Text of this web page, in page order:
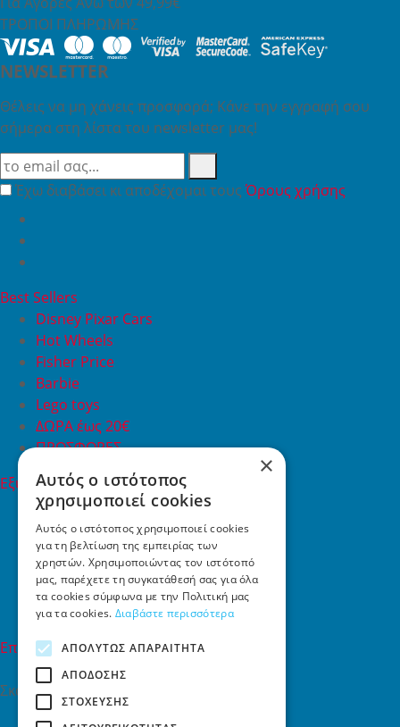
ΤΡΟΠΟΙ ΠΛΗΡΩΜΗΣ
NEWSLETTER
Θέλεις να μη χάνεις προσφορά; Κάνε την εγγραφή σου
σήμερα στη λίστα του newsletter μας!
Έχω διαβάσει κι αποδέχομαι τουςΌρους χρήσης
Best Sellers
Disney Pixar Cars
Hot Wheels
Fisher Price
Barbie
Lego toys
ΔΩΡΑ έως 20€
ΠΡΟΣΦΟΡΕΣ
Εξυπηρέτηση Πελατών
Εξυπηρέτηση πελατών
Συχνές ερωτήσεις
Όροι χρήσης
Τρόποι Πληρωμής
Επιστροφές
Επικοινωνία
Επικοινωνία
Σκαλάνι, Ηράκλειο Κρήτης
2810731415
×
Αυτός ο ιστότοπος
χρησιμοποιεί cookies
Αυτός ο ιστότοπος χρησιμοποιεί cookies
για τη βελτίωση της εμπειρίας των
χρηστών. Χρησιμοποιώντας τον ιστότοπό
μας, παρέχετε τη συγκατάθεσή σας για όλα
τα cookies σύμφωνα με την Πολιτική μας
για τα cookies. Διαβάστε περισσότερα
ΑΠΟΛΎΤΩΣ ΑΠΑΡΑΊΤΗΤΑ
ΑΠΌΔΟΣΗΣ
ΣΤΌΧΕΥΣΗΣ